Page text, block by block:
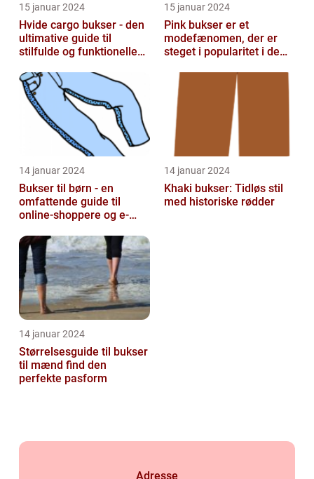
15 januar 2024
Hvide cargo bukser - den
ultimative guide til
stilfulde og funktionelle
15 januar 2024
Pink bukser er et
modefænomen, der er
steget i popularitet i de
14 januar 2024
Bukser til børn - en
omfattende guide til
online-shoppere og e-
14 januar 2024
Khaki bukser: Tidløs stil
med historiske rødder
14 januar 2024
Størrelsesguide til bukser
til mænd find den
perfekte pasform
Adresse